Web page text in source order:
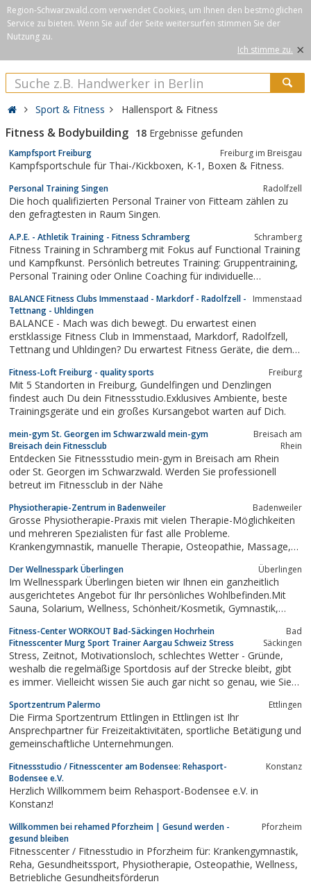
Region-Schwarzwald.com verwendet Cookies, um Ihnen den bestmöglichen
Service zu bieten. Wenn Sie auf der Seite weitersurfen stimmen Sie der
Nutzung zu.
Ich stimme zu. ×
Sport & Fitness Hallensport & Fitness
Fitness & Bodybuilding 18 Ergebnisse gefunden
Kampfsport Freiburg Freiburg im Breisgau
Kampfsportschule für Thai-/Kickboxen, K-1, Boxen & Fitness.
Personal Training Singen Radolfzell
Die hoch qualifizierten Personal Trainer von Fitteam zählen zu
den gefragtesten in Raum Singen.
A.P.E. - Athletik Training - Fitness Schramberg Schramberg
Fitness Training in Schramberg mit Fokus auf Functional Training
und Kampfkunst. Persönlich betreutes Training: Gruppentraining,
Personal Training oder Online Coaching für individuelle
BALANCE Fitness Clubs Immenstaad - Markdorf - Radolfzell -
Tettnang - Uhldingen
Immenstaad
BALANCE - Mach was dich bewegt. Du erwartest einen
erstklassige Fitness Club in Immenstaad, Markdorf, Radolfzell,
Tettnang und Uhldingen? Du erwartest Fitness Geräte, die dem
erwartest ein angenehmes Ambiente, einen hervorragenden
Service und eine kompetente Betreuung? Dann...
Fitness-Loft Freiburg - quality sports Freiburg
Mit 5 Standorten in Freiburg, Gundelfingen und Denzlingen
findest auch Du dein Fitnessstudio.Exklusives Ambiente, beste
Trainingsgeräte und ein großes Kursangebot warten auf Dich.
mein-gym St. Georgen im Schwarzwald mein-gym
Breisach dein Fitnessclub
Breisach am
Rhein
Entdecken Sie Fitnessstudio mein-gym in Breisach am Rhein
oder St. Georgen im Schwarzwald. Werden Sie professionell
betreut im Fitnessclub in der Nähe
Physiotherapie-Zentrum in Badenweiler Badenweiler
Grosse Physiotherapie-Praxis mit vielen Therapie-Möglichkeiten
und mehreren Spezialisten für fast alle Probleme.
Krankengymnastik, manuelle Therapie, Osteopathie, Massage,
Patienten so schnell wie möglich schmerzfrei und mobiler
werden. Auch ein Wellness-Bereich und ein...
Der Wellnesspark Überlingen Überlingen
Im Wellnesspark Überlingen bieten wir Ihnen ein ganzheitlich
ausgerichtetes Angebot für Ihr persönliches Wohlbefinden.Mit
Sauna, Solarium, Wellness, Schönheit/Kosmetik, Gymnastik,
für Ihr körperliches Wohlbefinden.
Fitness-Center WORKOUT Bad-Säckingen Hochrhein
Fitnesscenter Murg Sport Trainer Aargau Schweiz Stress
Bad
Säckingen
Stress, Zeitnot, Motivationsloch, schlechtes Wetter - Gründe,
weshalb die regelmäßige Sportdosis auf der Strecke bleibt, gibt
es immer. Vielleicht wissen Sie auch gar nicht so genau, wie Sie
Pfunde zu verlieren? Unsere Dipl. Fitness Trainer erledigen das
für...
Sportzentrum Palermo Ettlingen
Die Firma Sportzentrum Ettlingen in Ettlingen ist Ihr
Ansprechpartner für Freizeitaktivitäten, sportliche Betätigung und
gemeinschaftliche Unternehmungen.
Fitnessstudio / Fitnesscenter am Bodensee: Rehasport-
Bodensee e.V.
Konstanz
Herzlich Willkommem beim Rehasport-Bodensee e.V. in
Konstanz!
Willkommen bei rehamed Pforzheim | Gesund werden -
gesund bleiben
Pforzheim
Fitnesscenter / Fitnesstudio in Pforzheim für: Krankengymnastik,
Reha, Gesundheitssport, Physiotherapie, Osteopathie, Wellness,
Betriebliche Gesundheitsförderun